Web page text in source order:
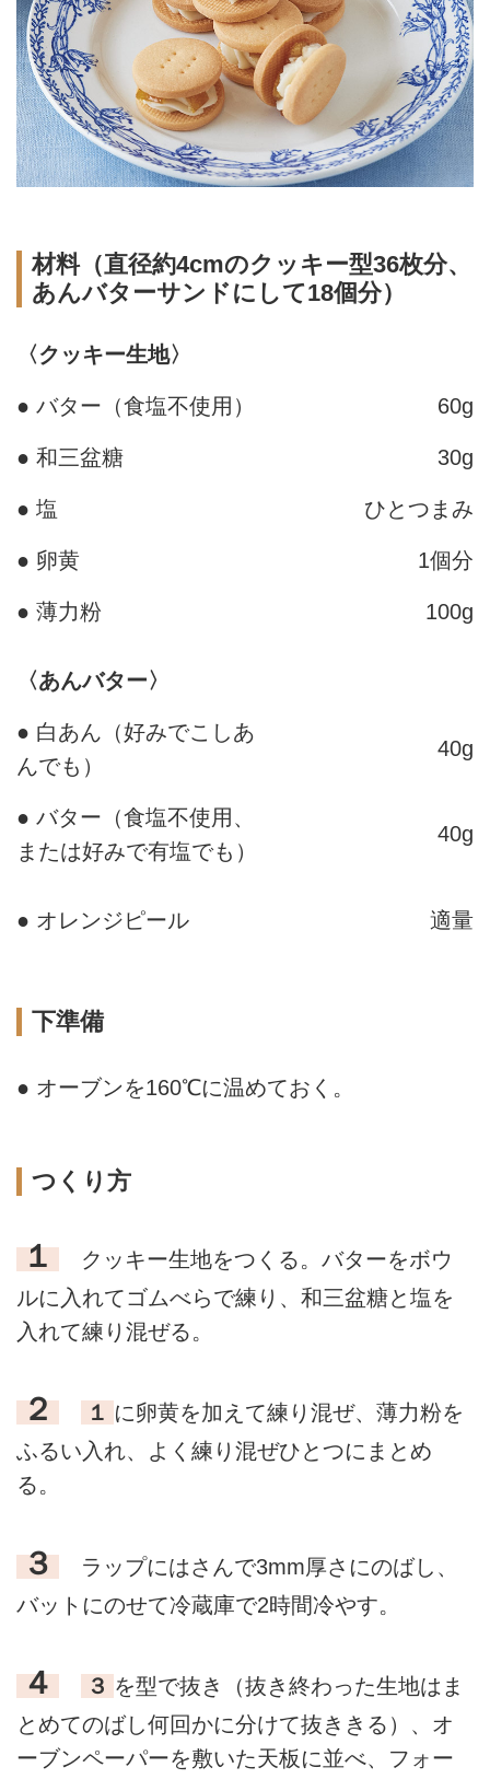
材料（直径約4cmのクッキー型36枚分、
あんバターサンドにして18個分）
〈クッキー生地〉
● バター（食塩不使用） 60g
● 和三盆糖 30g
● 塩 ひとつまみ
● 卵黄 1個分
● 薄力粉 100g
〈あんバター〉
● 白あん（好みでこしあ
んでも）
40g
● バター（食塩不使用、
または好みで有塩でも）
40g
● オレンジピール 適量
下準備
● オーブンを160℃に温めておく。
つくり方
１
クッキー生地をつくる。バターをボウ
ルに入れてゴムべらで練り、和三盆糖と塩を
入れて練り混ぜる。
２ １ に卵黄を加えて練り混ぜ、薄力粉を
ふるい入れ、よく練り混ぜひとつにまとめ
る。
３
ラップにはさんで3mm厚さにのばし、
バットにのせて冷蔵庫で2時間冷やす。
４ ３ を型で抜き（抜き終わった生地はま
とめてのばし何回かに分けて抜ききる）、オ
ーブンペーパーを敷いた天板に並べ、フォー